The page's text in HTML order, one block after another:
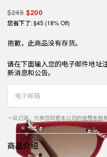
$245 $200
您省下了: $45 (18% Off)
抱歉，此商品没有存货。
请在下面输入您的电子邮件地址
新消息和公告。
一旦订阅，代表您同意本公司的使用条款
商品介绍